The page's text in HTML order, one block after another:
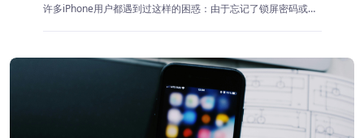
许多iPhone用户都遇到过这样的困惑：由于忘记了锁屏密码或输入密码错误次数过多，导致手机显示“不可用”，无法进入系统。面对这种情况，手机上的重要数据和功能无法使用，亟需找到一种有效的解锁方案。幸运的是，市场上有多种工具和方法可以帮助解决这个问题。